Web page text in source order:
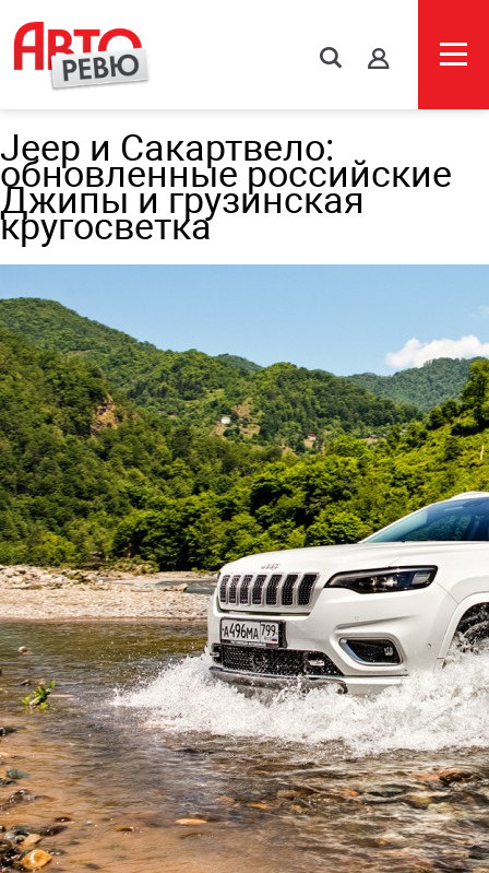
s
Jeep и Сакартвело:
обновленные российские
Джипы и грузинская
кругосветка